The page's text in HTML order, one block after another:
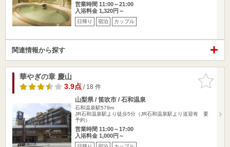
営業時間 11:00～21:00
入浴料金 1,320円～
日帰り 宿泊 カップル
関連情報から探す
お気に入
りに追加
華やぎの章 慶山
3.9点/ 18 件
山梨県 / 笛吹市 / 石和温泉
石和温泉駅579m
JR石和温泉駅より徒歩5分（JR石和温泉駅より送迎有 要
予約）
営業時間 11:00～17:00
入浴料金 1,000円～